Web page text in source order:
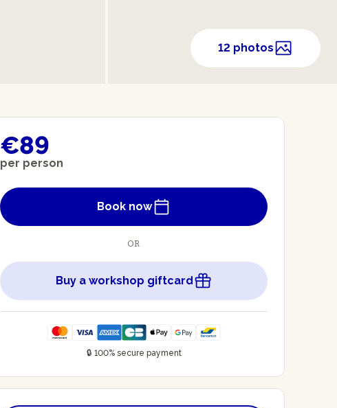
12 photos
€89
per person
Book now
OR
Buy a workshop giftcard
🔒 100% secure payment